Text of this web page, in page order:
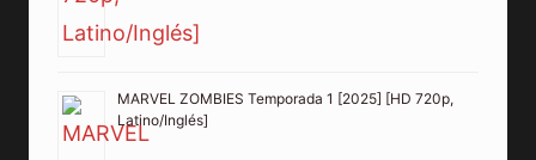
MARVEL ZOMBIES Temporada 1 [2025] [HD 720p,
Latino/Inglés]